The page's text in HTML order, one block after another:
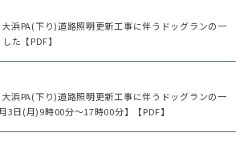
浜PA(下り)道路照明更新工事に伴うドッグランの一
た【PDF】
浜PA(下り)道路照明更新工事に伴うドッグランの一
3日(月)9時00分～17時00分】【PDF】